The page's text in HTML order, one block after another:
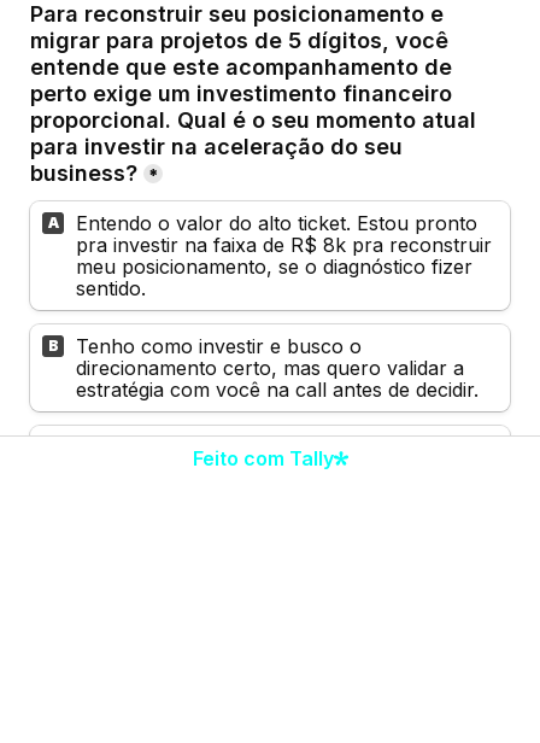
Para reconstruir seu posicionamento e
migrar para projetos de 5 dígitos, você
entende que este acompanhamento de
perto exige um investimento financeiro
proporcional. Qual é o seu momento atual
para investir na aceleração do seu
business? *
A
Entendo o valor do alto ticket. Estou pronto
pra investir na faixa de R$ 8k pra reconstruir
meu posicionamento, se o diagnóstico fizer
sentido.
B
Tenho como investir e busco o
direcionamento certo, mas quero validar a
estratégia com você na call antes de decidir.
Não tenho condição de investir em mentoria
de alto valor no momento.
Feito com Tally